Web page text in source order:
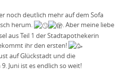
noch deutlich mehr auf dem Sofa
herum.
. Aber meine liebe
aus Teil 1 der Stadtapothekerin
ihr den ersten!
auf Glückstadt und die
9. Juni ist es endlich so weit!